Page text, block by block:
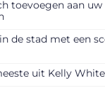
toevoegen aan
de stad met een
uit Kelly